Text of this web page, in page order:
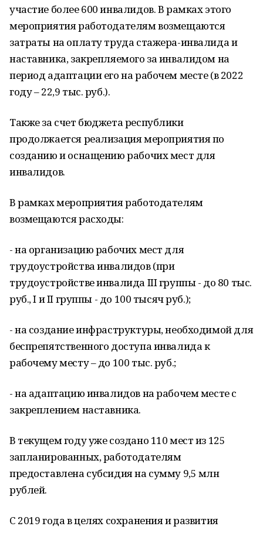
участие более 600 инвалидов. В рамках этого
мероприятия работодателям возмещаются
затраты на оплату труда стажера-инвалида и
наставника, закрепляемого за инвалидом на
период адаптации его на рабочем месте (в 2022
году – 22,9 тыс. руб.).
Также за счет бюджета республики
продолжается реализация мероприятия по
созданию и оснащению рабочих мест для
инвалидов.
В рамках мероприятия работодателям
возмещаются расходы:
- на организацию рабочих мест для
трудоустройства инвалидов (при
трудоустройстве инвалида III группы - до 80 тыс.
руб., I и II группы - до 100 тысяч руб.);
- на создание инфраструктуры, необходимой для
беспрепятственного доступа инвалида к
рабочему месту – до 100 тыс. руб.;
- на адаптацию инвалидов на рабочем месте с
закреплением наставника.
В текущем году уже создано 110 мест из 125
запланированных, работодателям
предоставлена субсидия на сумму 9,5 млн
рублей.
С 2019 года в целях сохранения и развития